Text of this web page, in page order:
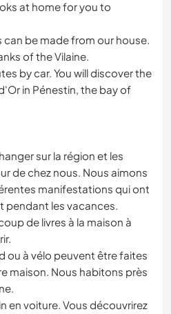
at home for you to
can be made from our house.
of the Vilaine.
by car. You will discover the
in Pénestin, the bay of
sur la région et les
de chez nous. Nous aimons
manifestations qui ont
pendant les vacances.
de livres à la maison à
ou à vélo peuvent être faites
maison. Nous habitons près
en voiture. Vous découvrirez